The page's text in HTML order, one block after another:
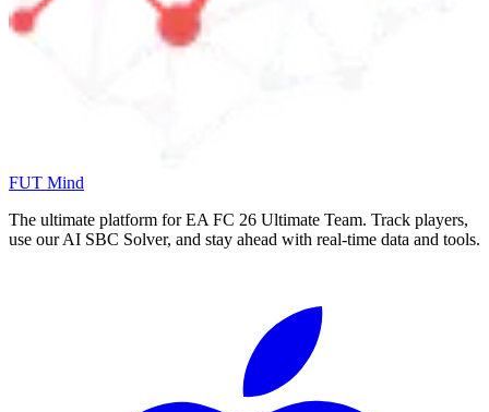
FUT Mind
The ultimate platform for EA FC 26 Ultimate Team. Track players,
use our AI SBC Solver, and stay ahead with real-time data and tools.